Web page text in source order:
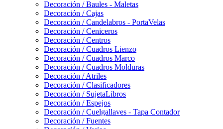
Decoración / Baules - Maletas
Decoración / Cajas
Decoración / Candelabros - PortaVelas
Decoración / Ceniceros
Decoración / Centros
Decoración / Cuadros Lienzo
Decoración / Cuadros Marco
Decoración / Cuadros Molduras
Decoración / Atriles
Decoración / Clasificadores
Decoración / SujetaLibros
Decoración / Espejos
Decoración / Cuelgallaves - Tapa Contador
Decoración / Fuentes